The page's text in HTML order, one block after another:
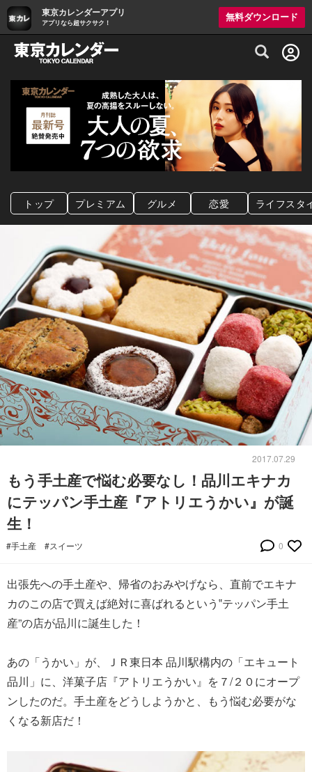
東京カレンダーアプリ
アプリなら超サクサク！
無料ダウンロード
グルメ情報・プレミアムレストラン予約
トップ プレミアム グルメ 恋愛 ライフスタ
2017.07.29
もう手土産で悩む必要なし！品川エキナカ
にテッパン手土産『アトリエうかい』が誕
生！
#手土産 #スイーツ 0
出張先への手土産や、帰省のおみやげなら、直前でエキナ
カのこの店で買えば絶対に喜ばれるという‟テッパン手土
産”の店が品川に誕生した！
あの「うかい」が、ＪＲ東日本 品川駅構内の「エキュート
品川」に、洋菓子店『アトリエうかい』を７/２０にオープ
ンしたのだ。手土産をどうしようかと、もう悩む必要がな
くなる新店だ！